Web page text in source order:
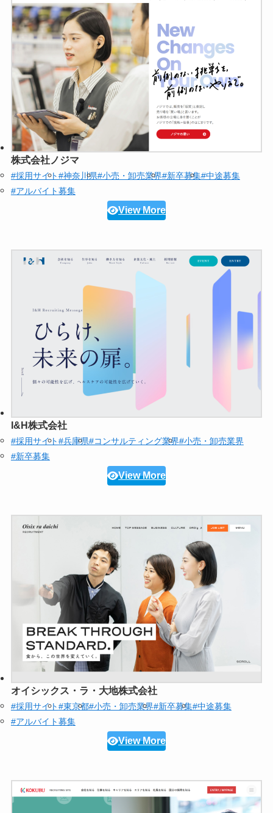
株式会社ノジマ
#採用サイト#神奈川県#小売・卸売業界#新卒募集#中途募集
#アルバイト募集
View More
I&H株式会社
#採用サイト#兵庫県#コンサルティング業界#小売・卸売業界
#新卒募集
View More
オイシックス・ラ・大地株式会社
#採用サイト#東京都#小売・卸売業界#新卒募集#中途募集
#アルバイト募集
View More